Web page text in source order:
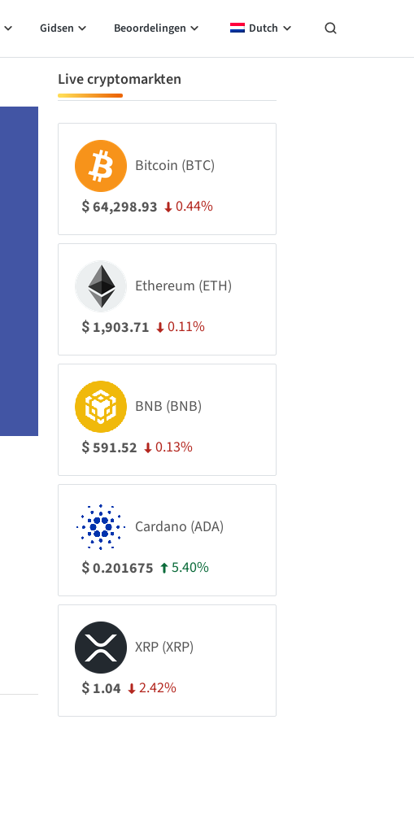
Gidsen Beoordelingen Dutch
Live cryptomarkten
Bitcoin (BTC)
$64,298.93 0.44%
Ethereum (ETH)
$ 1,903.71 0.11%
BNB (BNB)
$591.52 0.13%
Cardano (ADA)
$0.201675 5.40%
XRP (XRP)
$ 1.04 2.42%